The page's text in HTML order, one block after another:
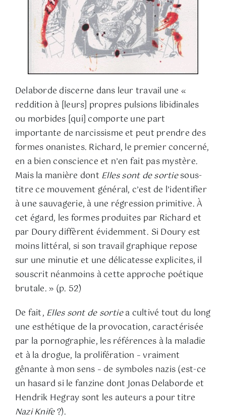
Delaborde discerne dans leur travail une «
reddition à [leurs] propres pulsions libidinales
ou morbides [qui] comporte une part
importante de narcissisme et peut prendre des
formes onanistes. Richard, le premier concerné,
en a bien conscience et nʼen fait pas mystère.
Mais la manière dontElles sont de sortiesous-
titre ce mouvement général, cʼest de lʼidentifier
à une sauvagerie, à une régression primitive. À
cet égard, les formes produites par Richard et
par Doury diffèrent évidemment. Si Doury est
moins littéral, si son travail graphique repose
sur une minutie et une délicatesse explicites, il
souscrit néanmoins à cette approche poétique
brutale. » (p. 52)
De fait, Elles sont de sortiea cultivé tout du long
une esthétique de la provocation, caractérisée
par la pornographie, les références à la maladie
et à la drogue, la prolifération – vraiment
gênante à mon sens – de symboles nazis (est-ce
un hasard si le fanzine dont Jonas Delaborde et
Hendrik Hegray sont les auteurs a pour titre
Nazi Knife?).